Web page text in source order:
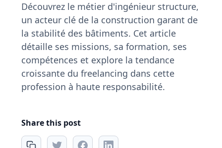
Découvrez le métier d'ingénieur structure,
un acteur clé de la construction garant de
la stabilité des bâtiments. Cet article
détaille ses missions, sa formation, ses
compétences et explore la tendance
croissante du freelancing dans cette
profession à haute responsabilité.
Share this post